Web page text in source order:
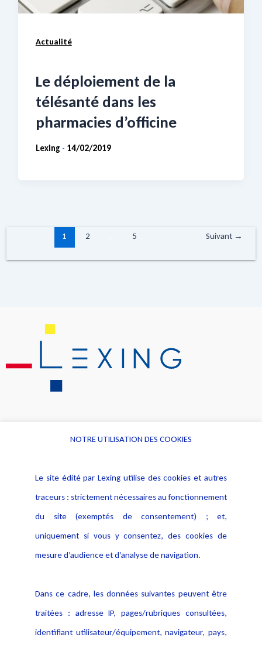
Actualité
Le déploiement de la
télésanté dans les
pharmacies d’officine
Lexing - 14/02/2019
1 2 5 Suivant →
Alerte professionnelle
Déclaration d'accessibilité
Notice Légale
Politique de protection des
données
Publications
NOTRE UTILISATION DES COOKIES
Le site édité par Lexing utilise des cookies et autres
traceurs : strictement nécessaires au fonctionnement
du site (exemptés de consentement) ; et,
uniquement si vous y consentez, des cookies de
mesure d’audience et d’analyse de navigation.
Dans ce cadre, les données suivantes peuvent être
traitées : adresse IP, pages/rubriques consultées,
identifiant utilisateur/équipement, navigateur, pays,